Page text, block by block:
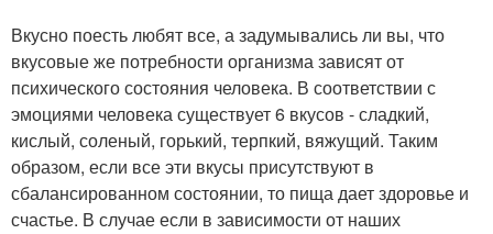
Вкусно поесть любят все, а задумывались ли вы, что
вкусовые же потребности организма зависят от
психического состояния человека. В соответствии с
эмоциями человека существует 6 вкусов - сладкий,
кислый, соленый, горький, терпкий, вяжущий. Таким
образом, если все эти вкусы присутствуют в
сбалансированном состоянии, то пища дает здоровье и
счастье. В случае если в зависимости от наших